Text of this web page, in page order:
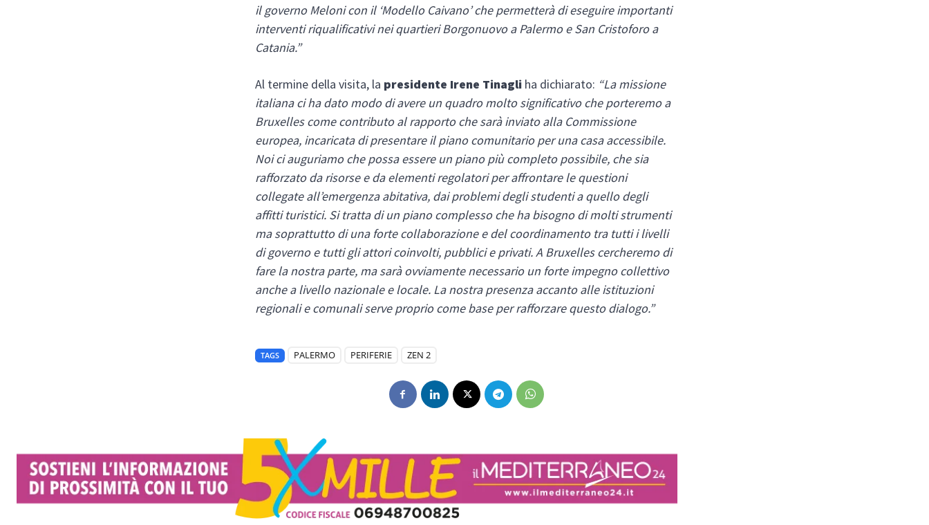
il governo Meloni con il ‘Modello Caivano’ che permetterà di eseguire importanti
interventi riqualificativi nei quartieri Borgonuovo a Palermo e San Cristoforo a
Catania.”
Al termine della visita, la presidente Irene Tinagli ha dichiarato: “La missione
italiana ci ha dato modo di avere un quadro molto significativo che porteremo a
Bruxelles come contributo al rapporto che sarà inviato alla Commissione
europea, incaricata di presentare il piano comunitario per una casa accessibile.
Noi ci auguriamo che possa essere un piano più completo possibile, che sia
rafforzato da risorse e da elementi regolatori per affrontare le questioni
collegate all’emergenza abitativa, dai problemi degli studenti a quello degli
affitti turistici. Si tratta di un piano complesso che ha bisogno di molti strumenti
ma soprattutto di una forte collaborazione e del coordinamento tra tutti i livelli
di governo e tutti gli attori coinvolti, pubblici e privati. A Bruxelles cercheremo di
fare la nostra parte, ma sarà ovviamente necessario un forte impegno collettivo
anche a livello nazionale e locale. La nostra presenza accanto alle istituzioni
regionali e comunali serve proprio come base per rafforzare questo dialogo.”
TAGS PALERMO PERIFERIE ZEN 2